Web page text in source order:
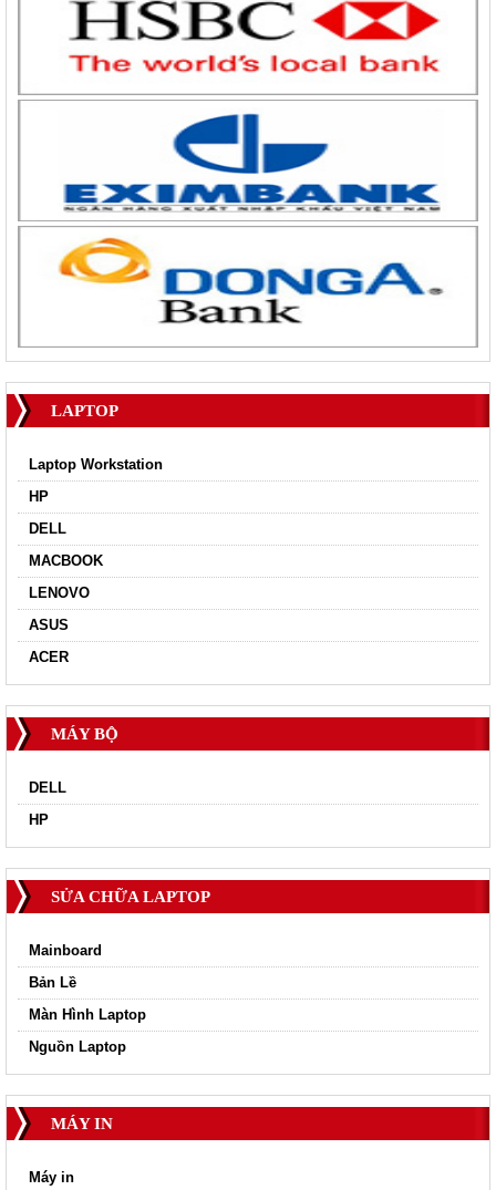
LAPTOP
Laptop Workstation
HP
DELL
MACBOOK
LENOVO
ASUS
ACER
MÁY BỘ
DELL
HP
SỬA CHỮA LAPTOP
Mainboard
Bản Lề
Màn Hình Laptop
Nguồn Laptop
MÁY IN
Máy in